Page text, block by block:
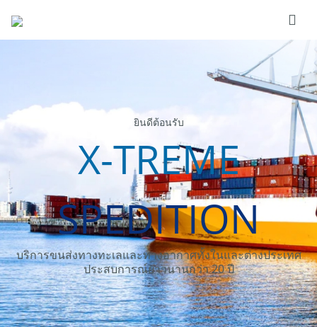
ยินดีต้อนรับ
X-TREME
SPEDITION
บริการขนส่งทางทะเลและทางอากาศทั้งในและต่างประเทศ
ประสบการณ์ยาวนานกว่า 20 ปี